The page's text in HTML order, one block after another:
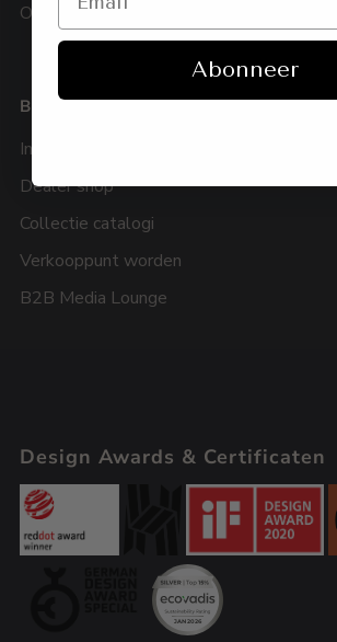
Opberging en presentatie
B2B
Info
Dealer shop
Collectie catalogi
Verkooppunt worden
B2B Media Lounge
VOUCHER
Design Awards & Certificaten
Abonneer